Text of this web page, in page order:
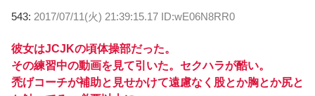
543: 2017/07/11(火) 21:39:15.17 ID:wE06N8RR0
彼女はJCJKの頃体操部だった。
その練習中の動画を見て引いた。セクハラが酷い。
禿げコーチが補助と見せかけて遠慮なく股とか胸とか尻と